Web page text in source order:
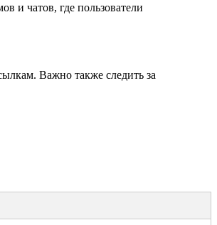
и чатов, где пользователи
Важно также следить за